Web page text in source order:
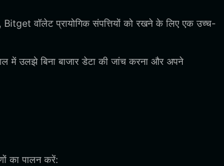
वॉलेट प्रायोगिक संपत्तियों को रखने के लिए एक उच्च-
में उलझे बिना बाजार डेटा की जांच करना और अपने
का पालन करें: